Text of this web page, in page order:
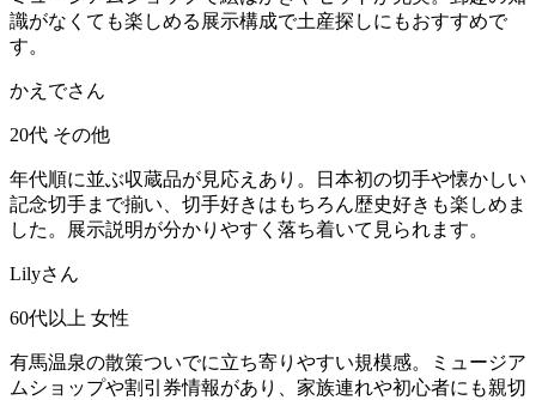
識がなくても楽しめる展示構成で土産探しにもおすすめで
す。
かえでさん
20代 その他
年代順に並ぶ収蔵品が見応えあり。日本初の切手や懐かしい
記念切手まで揃い、切手好きはもちろん歴史好きも楽しめま
した。展示説明が分かりやすく落ち着いて見られます。
Lilyさん
60代以上 女性
有馬温泉の散策ついでに立ち寄りやすい規模感。ミュージア
ムショップや割引券情報があり、家族連れや初心者にも親切